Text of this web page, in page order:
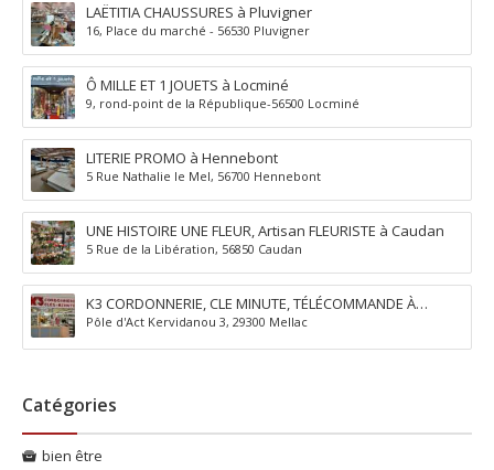
LAËTITIA CHAUSSURES à Pluvigner
16, Place du marché - 56530 Pluvigner
Ô MILLE ET 1 JOUETS à Locminé
9, rond-point de la République-56500 Locminé
LITERIE PROMO à Hennebont
5 Rue Nathalie le Mel, 56700 Hennebont
UNE HISTOIRE UNE FLEUR, Artisan FLEURISTE à Caudan
5 Rue de la Libération, 56850 Caudan
K3 CORDONNERIE, CLE MINUTE, TÉLÉCOMMANDE À
QUIMPERLÉ
Pôle d'Act Kervidanou 3, 29300 Mellac
Catégories
bien être